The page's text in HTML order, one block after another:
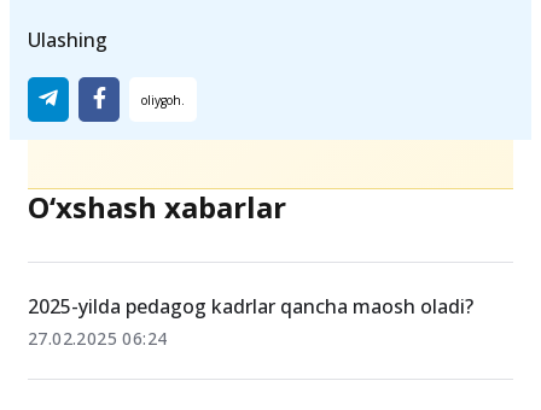
Ulashing
O‘xshash xabarlar
2025-yilda pedagog kadrlar qancha maosh oladi?
27.02.2025 06:24